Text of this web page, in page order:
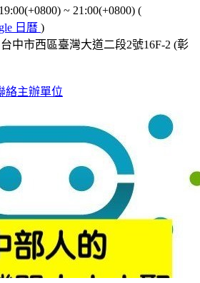
~ 21:00(+0800) (
日曆 )
台中市西區臺灣大道二段2號16F-2 (彰
絡主辦單位